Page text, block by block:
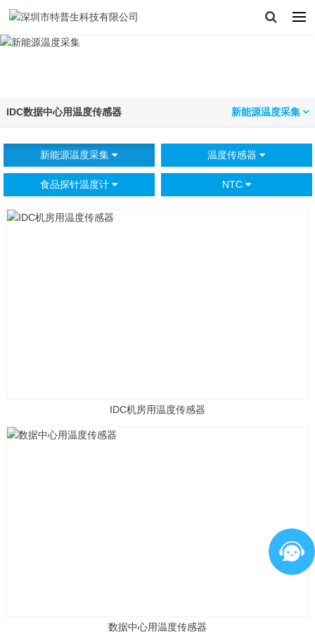
IDC数据中心用温度传感器 新能源温度采集
新能源温度采集 温度传感器
食品探针温度计 NTC
IDC机房用温度传感器
数据中心用温度传感器